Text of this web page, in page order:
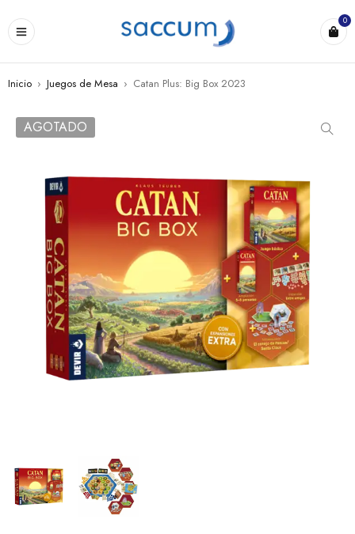
0
Inicio › Juegos de Mesa › Catan Plus: Big Box 2023
AGOTADO